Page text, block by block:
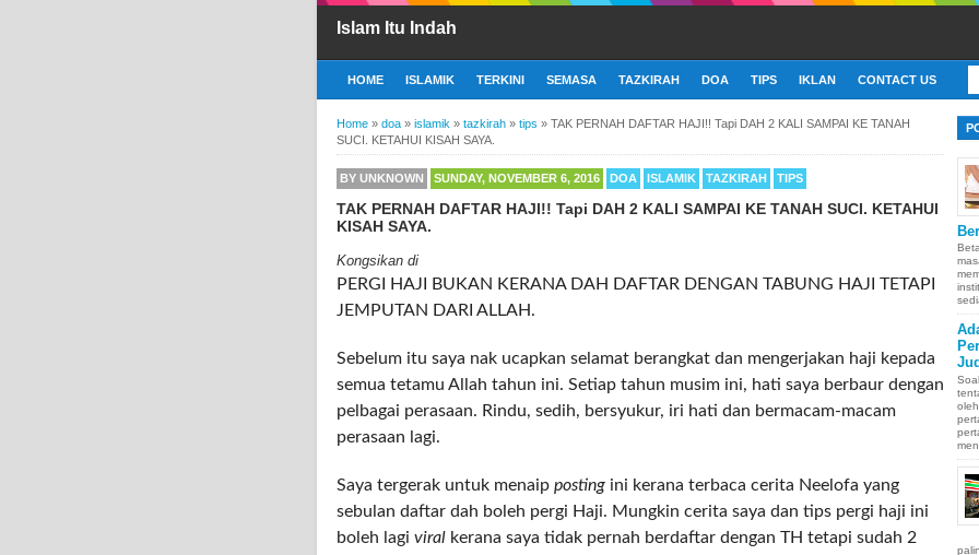
Islam Itu Indah
HOME ISLAMIK TERKINI SEMASA TAZKIRAH DOA TIPS IKLAN CONTACT US
Home » doa » islamik » tazkirah » tips » TAK PERNAH DAFTAR HAJI!! Tapi DAH 2 KALI SAMPAI KE TANAH
SUCI. KETAHUI KISAH SAYA.
BY UNKNOWN SUNDAY, NOVEMBER 6, 2016 DOA ISLAMIK TAZKIRAH TIPS
TAK PERNAH DAFTAR HAJI!! Tapi DAH 2 KALI SAMPAI KE TANAH SUCI. KETAHUI
KISAH SAYA.
Kongsikan di
PERGI HAJI BUKAN KERANA DAH DAFTAR DENGAN TABUNG HAJI TETAPI
JEMPUTAN DARI ALLAH.
Sebelum itu saya nak ucapkan selamat berangkat dan mengerjakan haji kepada
semua tetamu Allah tahun ini. Setiap tahun musim ini, hati saya berbaur dengan
pelbagai perasaan. Rindu, sedih, bersyukur, iri hati dan bermacam-macam
perasaan lagi.
Saya tergerak untuk menaip posting ini kerana terbaca cerita Neelofa yang
sebulan daftar dah boleh pergi Haji. Mungkin cerita saya dan tips pergi haji ini
boleh lagi viral kerana saya tidak pernah berdaftar dengan TH tetapi sudah 2